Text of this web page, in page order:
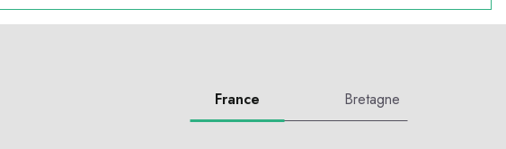
France Bretagne